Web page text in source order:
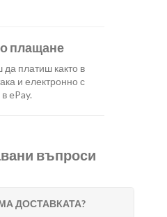
плащане
платиш както в
и електронно с
ePay.
въпроси
ДОСТАВКАТА?